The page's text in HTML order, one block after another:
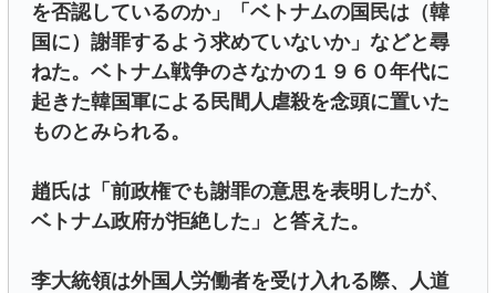
を否認しているのか」「ベトナムの国民は（韓
国に）謝罪するよう求めていないか」などと尋
ねた。ベトナム戦争のさなかの１９６０年代に
起きた韓国軍による民間人虐殺を念頭に置いた
ものとみられる。
趙氏は「前政権でも謝罪の意思を表明したが、
ベトナム政府が拒絶した」と答えた。
李大統領は外国人労働者を受け入れる際、人道